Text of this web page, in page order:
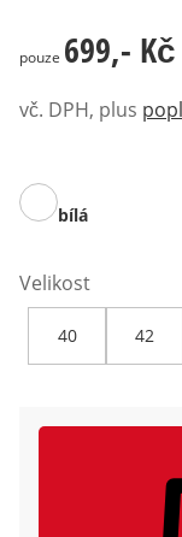
699,- Kč
pouze 699,- Kč
vč. DPH, plus
bílá
Velikost
40 42